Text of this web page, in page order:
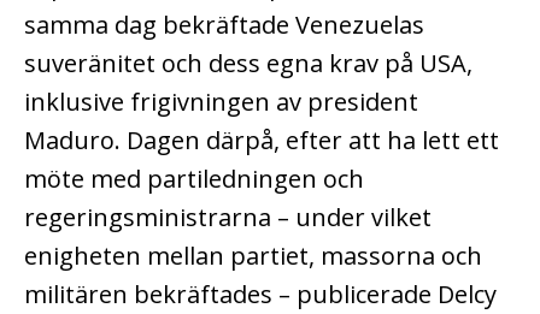
samma dag bekräftade Venezuelas
suveränitet och dess egna krav på USA,
inklusive frigivningen av president
Maduro. Dagen därpå, efter att ha lett ett
möte med partiledningen och
regeringsministrarna – under vilket
enigheten mellan partiet, massorna och
militären bekräftades – publicerade Delcy